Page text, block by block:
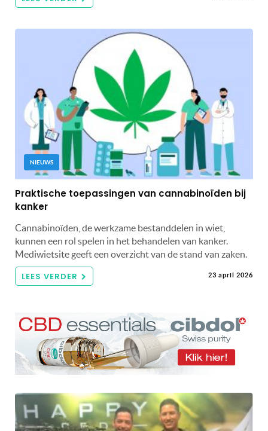
NIEUWS
Praktische toepassingen van cannabinoïden bij
kanker
Cannabinoïden, de werkzame bestanddelen in wiet,
kunnen een rol spelen in het behandelen van kanker.
Mediwietsite geeft een overzicht van de stand van zaken.
LEES VERDER 23 april 2026